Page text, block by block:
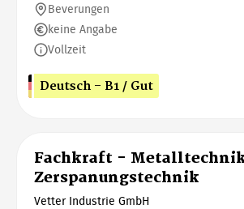
Beverungen
keine Angabe
Vollzeit
Deutsch - B1 / Gut
Fachkraft -
Zerspanungstechnik
Vetter Industrie GmbH